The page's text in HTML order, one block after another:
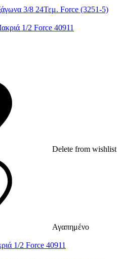
3/8 24Τεμ. Force (3251-5)
Delete from wishlist
Αγαπημένο
1/2 Force 40911